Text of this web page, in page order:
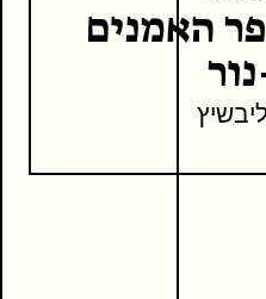
האמנים